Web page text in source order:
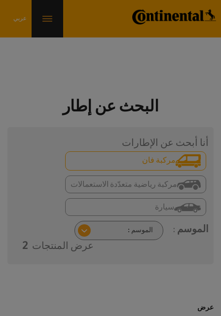
البحث عن إطار
أنا أبحث عن الإطارات
سيارة
مركبة رياضية متعدّدة الاستعمالات
مركبة فان
الموسم :
عرض المنتجات 2
عرض